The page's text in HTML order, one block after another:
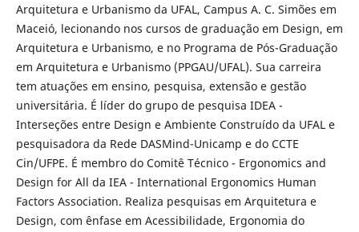
Arquitetura e Urbanismo da UFAL, Campus A. C. Simões em
Maceió, lecionando nos cursos de graduação em Design, em
Arquitetura e Urbanismo, e no Programa de Pós-Graduação
em Arquitetura e Urbanismo (PPGAU/UFAL). Sua carreira
tem atuações em ensino, pesquisa, extensão e gestão
universitária. É líder do grupo de pesquisa IDEA -
Interseções entre Design e Ambiente Construído da UFAL e
pesquisadora da Rede DASMind-Unicamp e do CCTE
Cin/UFPE. É membro do Comitê Técnico - Ergonomics and
Design for All da IEA - International Ergonomics Human
Factors Association. Realiza pesquisas em Arquitetura e
Design, com ênfase em Acessibilidade, Ergonomia do